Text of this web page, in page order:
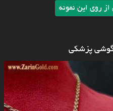
روی این نمونه
گوشی پزشکی